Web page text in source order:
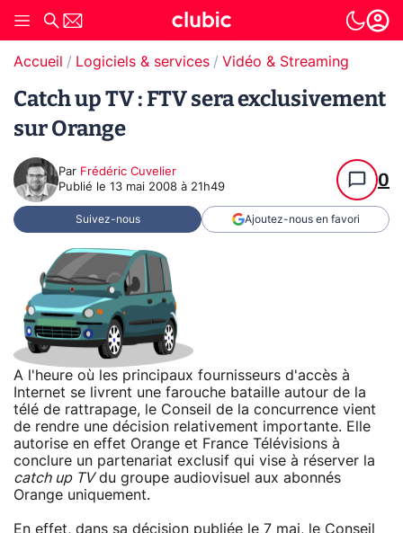
Accueil Logiciels & services Vidéo & Streaming
Catch up TV : FTV sera exclusivement
sur Orange
Par Frédéric Cuvelier
Publié le 13 mai 2008 à 21h49 0
Suivez-nous Ajoutez-nous en favori
A l'heure où les principaux fournisseurs d'accès à
Internet se livrent une farouche bataille autour de la
télé de rattrapage, le Conseil de la concurrence vient
de rendre une décision relativement importante. Elle
autorise en effet Orange et France Télévisions à
conclure un partenariat exclusif qui vise à réserver la
catch up TVdu groupe audiovisuel aux abonnés
Orange uniquement.
En effet, dans sa décision publiée le 7 mai, le Conseil